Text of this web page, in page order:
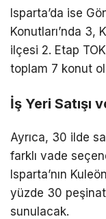
Isparta’da ise
Konutları’nda 3,
ilçesi 2. Etap
toplam 7 konut
İş Yeri Satışı
Ayrıca, 30 ilde
farklı vade
Isparta’nın
yüzde 30
sunulacak.